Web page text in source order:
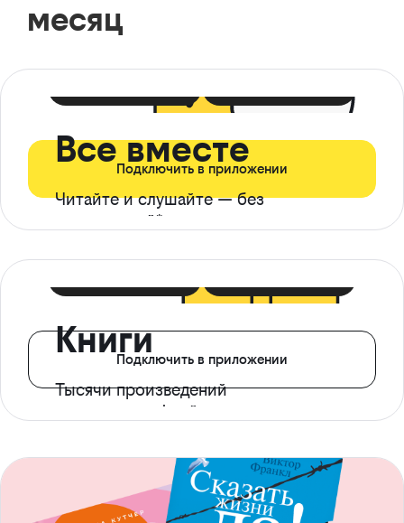
месяц
Все вместе
Читайте и слушайте — без
ограничений*
Подключить в приложении
Книги
Тысячи произведений
с доступом офлайн
Подключить в приложении